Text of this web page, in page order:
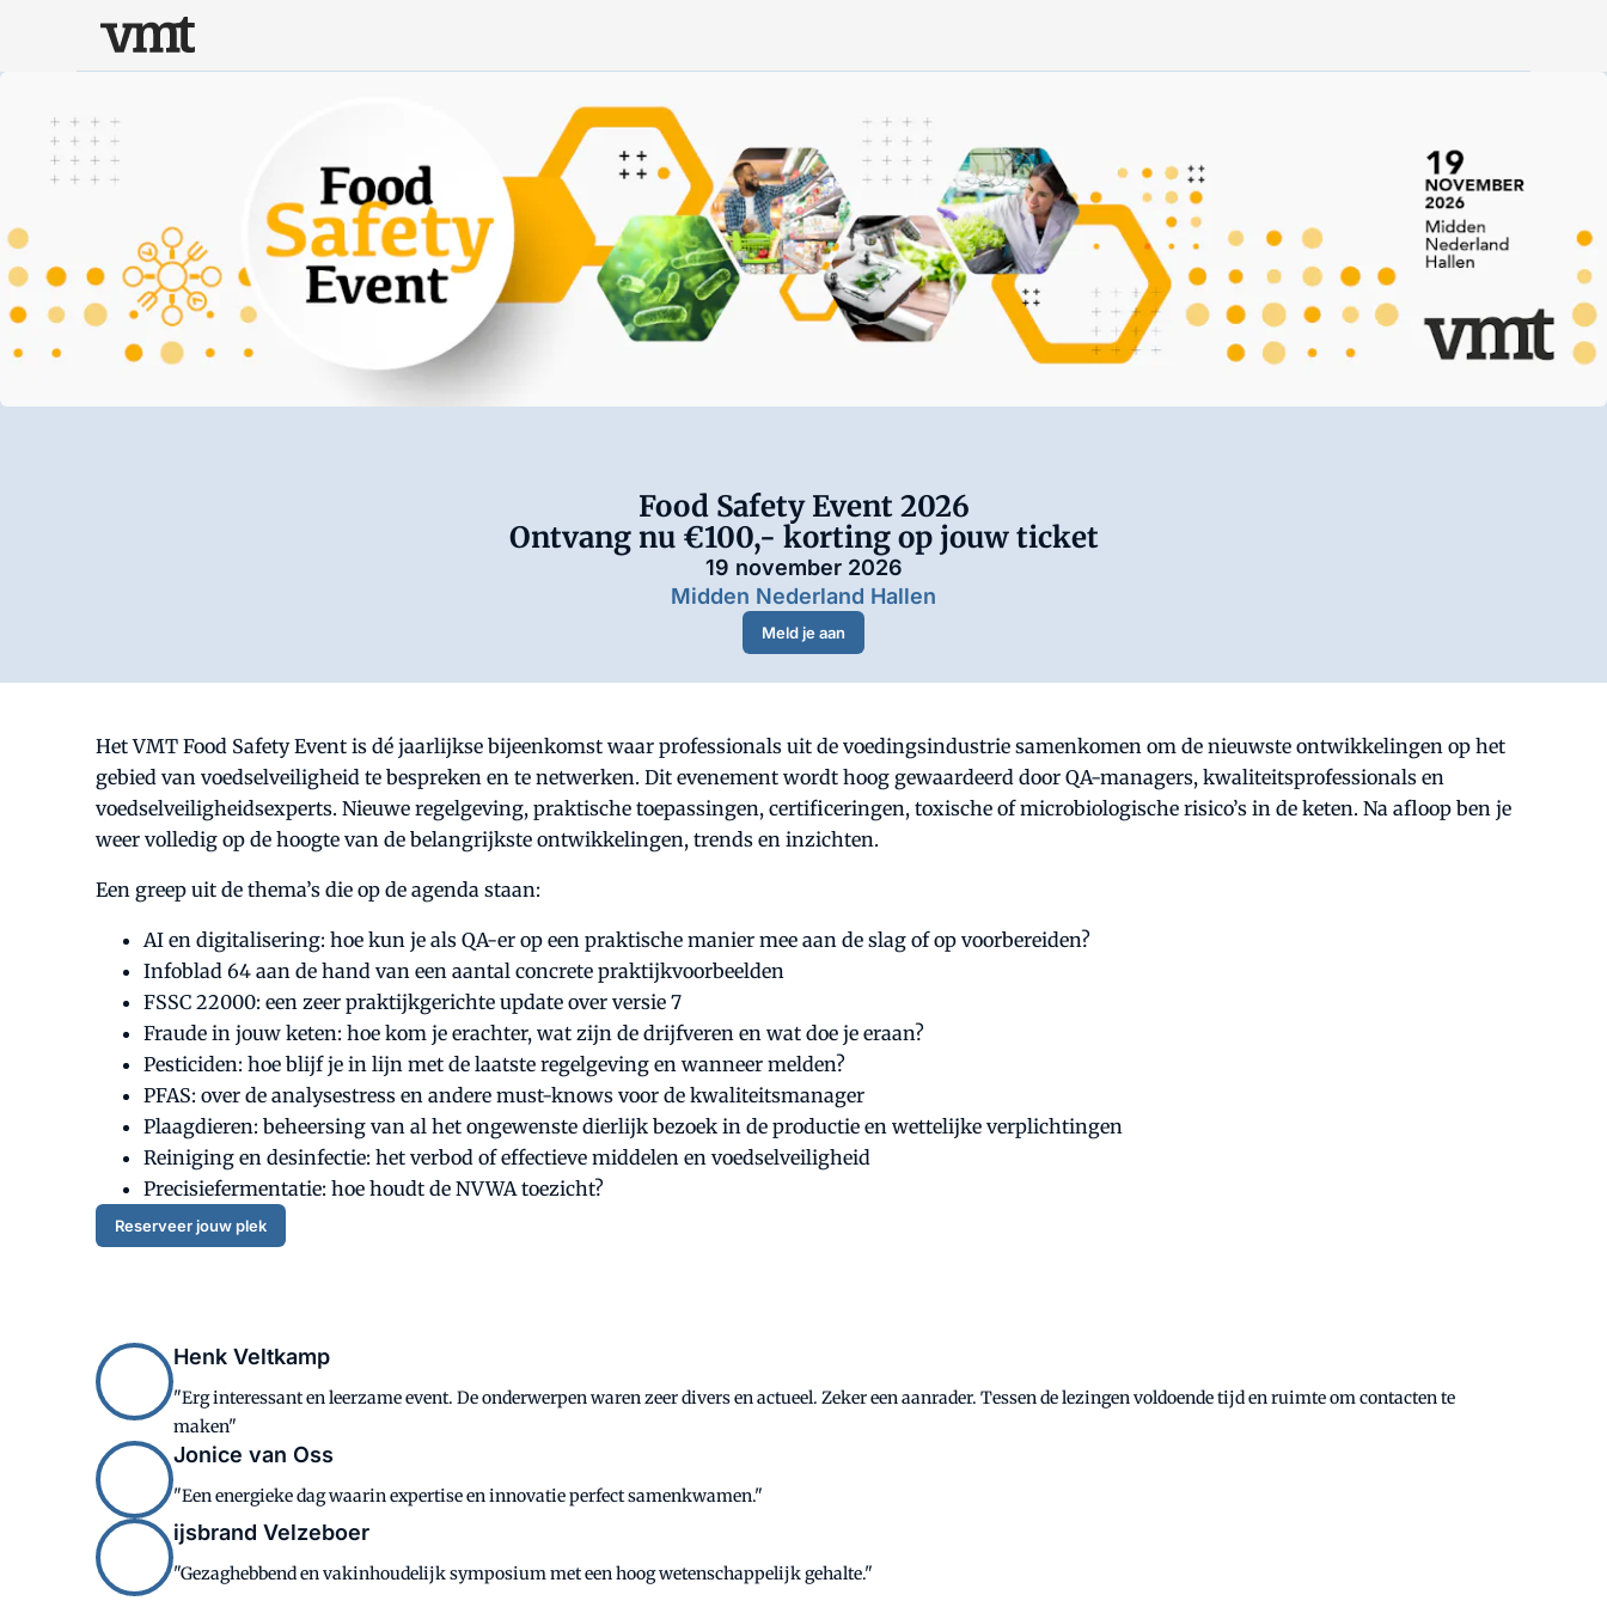
Food Safety Event 2026
Ontvang nu €100,- korting op jouw ticket
19 november 2026
Midden Nederland Hallen
Meld je aan
Het VMT Food Safety Event is dé jaarlijkse bijeenkomst waar professionals uit de voedingsindustrie samenkomen om de nieuwste ontwikkelingen op het
gebied van voedselveiligheid te bespreken en te netwerken. Dit evenement wordt hoog gewaardeerd door QA-managers, kwaliteitsprofessionals en
voedselveiligheidsexperts. Nieuwe regelgeving, praktische toepassingen, certificeringen, toxische of microbiologische risico’s in de keten. Na afloop ben je
weer volledig op de hoogte van de belangrijkste ontwikkelingen, trends en inzichten.
Een greep uit de thema’s die op de agenda staan:
AI en digitalisering: hoe kun je als QA-er op een praktische manier mee aan de slag of op voorbereiden?
Infoblad 64 aan de hand van een aantal concrete praktijkvoorbeelden
FSSC 22000: een zeer praktijkgerichte update over versie 7
Fraude in jouw keten: hoe kom je erachter, wat zijn de drijfveren en wat doe je eraan?
Pesticiden: hoe blijf je in lijn met de laatste regelgeving en wanneer melden?
PFAS: over de analysestress en andere must-knows voor de kwaliteitsmanager
Plaagdieren: beheersing van al het ongewenste dierlijk bezoek in de productie en wettelijke verplichtingen
Reiniging en desinfectie: het verbod of effectieve middelen en voedselveiligheid
Precisiefermentatie: hoe houdt de NVWA toezicht?
Reserveer jouw plek
Henk Veltkamp
"Erg interessant en leerzame event. De onderwerpen waren zeer divers en actueel. Zeker een aanrader. Tessen de lezingen voldoende tijd en ruimte om contacten te
maken"
Jonice van Oss
"Een energieke dag waarin expertise en innovatie perfect samenkwamen."
ijsbrand Velzeboer
"Gezaghebbend en vakinhoudelijk symposium met een hoog wetenschappelijk gehalte."